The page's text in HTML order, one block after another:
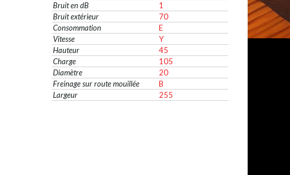
Bruit en dB
1
Bruit extérieur
70
Consommation
E
Vitesse
Y
Hauteur
45
Charge
105
Diamètre
20
Freinage sur route mouillée
B
Largeur
255